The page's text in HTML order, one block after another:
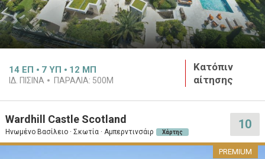
14 ΕΠ 7 ΥΠ 12 ΜΠ
ΙΔ. ΠΙΣΊΝΑ ΠΑΡΑΛΊΑ: 500M
Κατόπιν
αίτησης
Wardhill Castle Scotland
Ηνωμένο Βασίλειο · Σκωτία · Αμπερντινσάιρ Χάρτης
10
PREMIUM